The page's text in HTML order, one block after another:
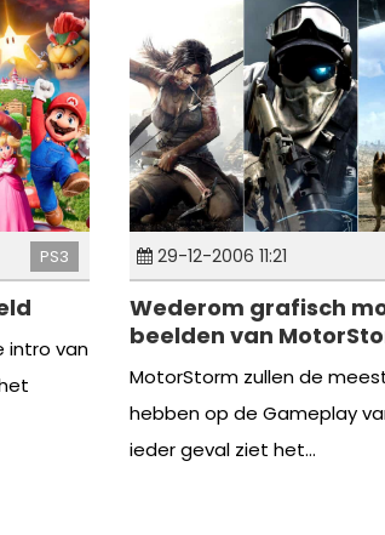
PS3
intro van
29-12-2006 11:21
Wederom grafisch
beelden van
MotorStorm zullen de
hebben op de Gameplay
ieder geval ziet het...